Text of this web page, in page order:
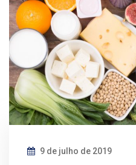
9 de julho de 2019